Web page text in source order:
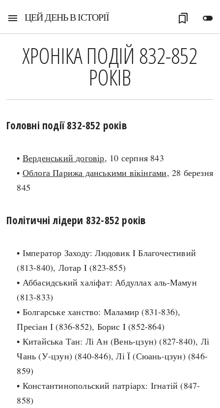
menu ЦЕЙ ДЕНЬ В ІСТОРІЇ toggle_off
bookmarks
СЬОГОДНІ
ЗАГОЛОВКИ
ПРАВИЛА ЖИТТЯ
ВИ (НЕ) ЗНАЛИ
КРУГЛІ ДАТИ
КАРТИ
НОТА БЕНЕ
ФОТОІСТОРІЇ
ІНФОГРАФІКА
ПРЯМА МОВА
ХРОНІКА ПОДІЙ 832-852
РОКІВ
Головні події 832-852 років
• Верденський договір, 10 серпня 843
• Облога Парижа данськими вікінгами, 28 березня
845
Політичні лідери 832-852 років
• Імператор Заходу: Людовик I Благочестивий
(813-840), Лотар I (823-855)
• Аббасидський халіфат: Абдуллах аль-Мамун
(813-833)
• Болгарське ханство: Маламир (831-836),
Пресіан I (836-852), Борис I (852-864)
• Китайська Тан: Лі Ан (Вень-цзун) (827-840), Лі
Чань (У-цзун) (840-846), Лі Ї (Сюань-цзун) (846-
859)
• Константинопольский патріарх: Ігнатій (847-
858)